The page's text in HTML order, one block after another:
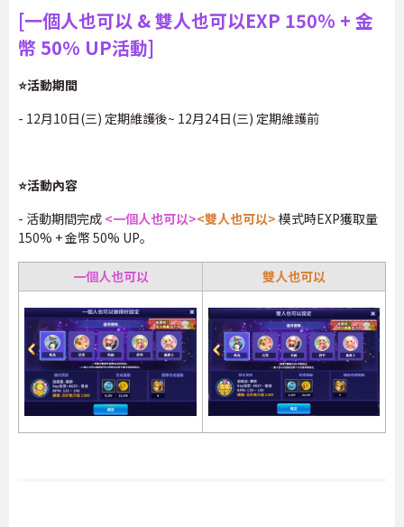
[一個人也可以 & 雙人也可以EXP 150% + 金
幣 50% UP活動]
⭐活動期間
- 12月10日(三) 定期維護後~ 12月24日(三) 定期維護前
⭐活動內容
- 活動期間完成 <一個人也可以><雙人也可以> 模式時EXP獲取量
150% + 金幣 50% UP。
一個人也可以 雙人也可以